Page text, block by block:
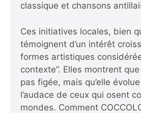
classique et chansons
Ces initiatives locales, bien
témoignent d’un intérêt
formes artistiques
contexte”. Elles montrent
pas figée, mais qu’elle
l’audace de ceux qui osent
mondes. Comment